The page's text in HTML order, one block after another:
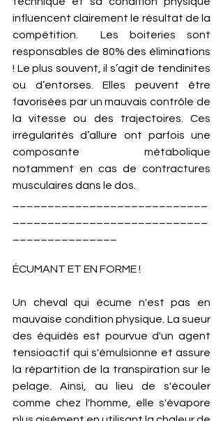
influencent clairement le résultat de la
compétition.  Les boiteries sont
responsables de 80% des éliminations
! Le plus souvent, il s’agit de tendinites
ou d’entorses. Elles peuvent être
favorisées par un mauvais contrôle de
la vitesse ou des trajectoires. Ces
irrégularités d’allure ont parfois une
composante métabolique
notamment en cas de contractures
musculaires dans le dos.
ÉCUMANT ET EN FORME !
Un cheval qui écume n'est pas en
mauvaise condition physique. La sueur
des équidés est pourvue d'un agent
tensioactif qui s'émulsionne et assure
la répartition de la transpiration sur le
pelage. Ainsi, au lieu de s'écouler
comme chez l'homme, elle s'évapore